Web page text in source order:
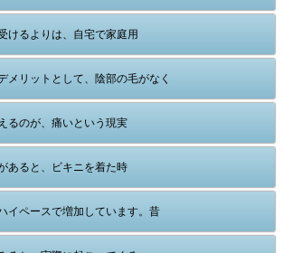
けるよりは、自宅で家庭用
メリットとして、陰部の毛がなく
るのが、痛いという現実
あると、ビキニを着た時
イペースで増加しています。昔